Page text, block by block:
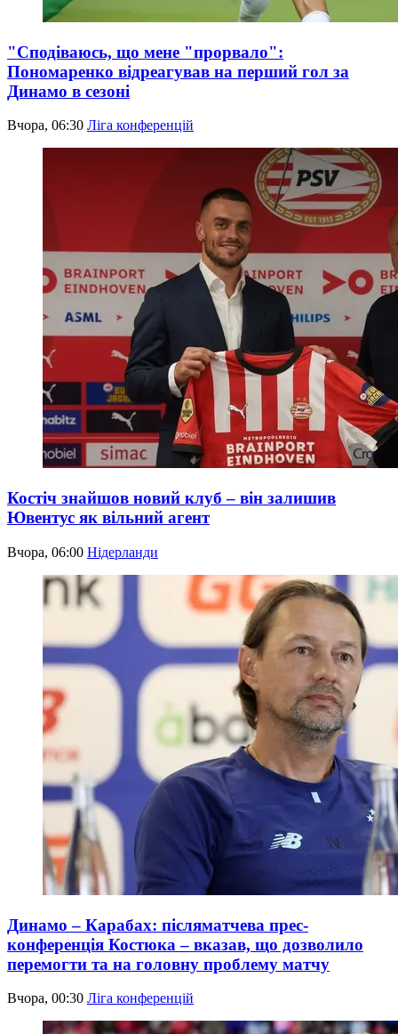
"Сподіваюсь, що мене "прорвало":
Пономаренко відреагував на перший гол за
Динамо в сезоні
Вчора, 06:30 Ліга конференцій
Костіч знайшов новий клуб – він залишив
Ювентус як вільний агент
Вчора, 06:00 Нідерланди
Динамо – Карабах: післяматчева прес-
конференція Костюка – вказав, що дозволило
перемогти та на головну проблему матчу
Вчора, 00:30 Ліга конференцій